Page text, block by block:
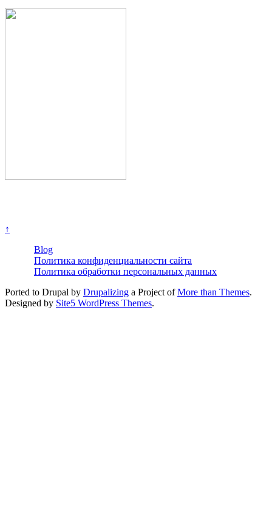
↑
Blog
Политика конфиденциальности сайта
Политика обработки персональных данных
Ported to Drupal by Drupalizing a Project ofMore than Themes.
Designed by Site5 WordPress Themes.